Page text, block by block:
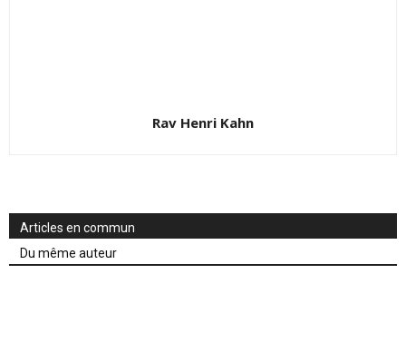
Rav Henri Kahn
Articles en commun
Du même auteur